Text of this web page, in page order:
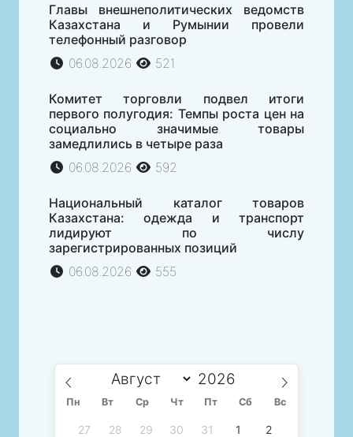
Главы внешнеполитических ведомств
Казахстана и Румынии провели
телефонный разговор
06.08.2026
521
Комитет торговли подвел итоги
первого полугодия: Темпы роста цен на
социально значимые товары
замедлились в четыре раза
06.08.2026
592
Национальный каталог товаров
Казахстана: одежда и транспорт
лидируют по числу
зарегистрированных позиций
06.08.2026
555
Пн Вт Ср Чт Пт Сб Вс
27 28 29 30 31 1 2